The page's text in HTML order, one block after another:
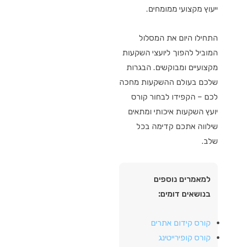
ייעוץ מקצועי ממומחים.
התחילו היום את המסלול
המוביל להפוך ליועצי השקעות
מקצועיים ומבוקשים. הבגרות
שלכם בעולם ההשקעות מחכה
לכם – הקפידו לבחור קורס
יועץ השקעות איכותי ומתאים
שילווה אתכם קדימה בכל
שלב.
למאמרים נוספים
בנושאים דומים:
קורס קידום אתרים
קורס קופירייטינג